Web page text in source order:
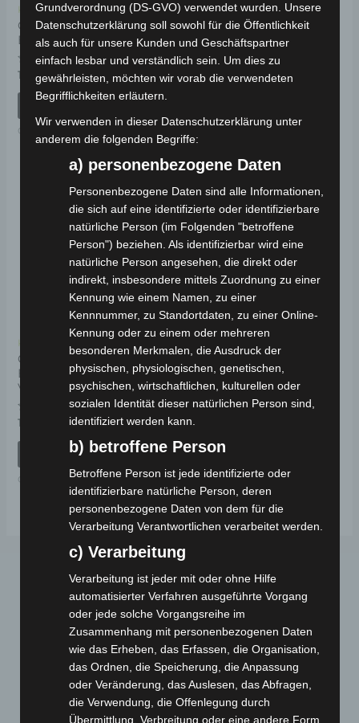
Kostenloser Versand
CARGO VOLT 72V 52AH
BATTERIE
Bewertet
mit
0
149,00€ *
IN DEN WARENKORB
CARGO VOLT
Kostenloser Versand
CARGO VOLT
FRONTLICHT
Bewertet
mit
149,00 € *
Kostenloser Versand
CARGO VOLT
BREMSTROMMEL
VORDERACHSE
Bewertet
0
139,00
IN DEN WARENKORB
CARGO VOLT
Webseite
Grundverordnung (DS-GVO) verwendet wurden. Unsere
Datenschutzerklärung soll sowohl für die Öffentlichkeit
als auch für unsere Kunden und Geschäftspartner
einfach lesbar und verständlich sein. Um dies zu
gewährleisten, möchten wir vorab die verwendeten
Begrifflichkeiten erläutern.
Wir verwenden in dieser Datenschutzerklärung unter
anderem die folgenden Begriffe:
a) personenbezogene Daten
Personenbezogene Daten sind alle Informationen,
die sich auf eine identifizierte oder identifizierbare
natürliche Person (im Folgenden "betroffene
Person") beziehen. Als identifizierbar wird eine
natürliche Person angesehen, die direkt oder
indirekt, insbesondere mittels Zuordnung zu einer
Kennung wie einem Namen, zu einer
Kennnummer, zu Standortdaten, zu einer Online-
Kennung oder zu einem oder mehreren
besonderen Merkmalen, die Ausdruck der
physischen, physiologischen, genetischen,
psychischen, wirtschaftlichen, kulturellen oder
sozialen Identität dieser natürlichen Person sind,
identifiziert werden kann.
b) betroffene Person
Betroffene Person ist jede identifizierte oder
identifizierbare natürliche Person, deren
personenbezogene Daten von dem für die
Verarbeitung Verantwortlichen verarbeitet werden.
c) Verarbeitung
Verarbeitung ist jeder mit oder ohne Hilfe
automatisierter Verfahren ausgeführte Vorgang
oder jede solche Vorgangsreihe im
Zusammenhang mit personenbezogenen Daten
wie das Erheben, das Erfassen, die Organisation,
das Ordnen, die Speicherung, die Anpassung
oder Veränderung, das Auslesen, das Abfragen,
die Verwendung, die Offenlegung durch
Übermittlung, Verbreitung oder eine andere Form